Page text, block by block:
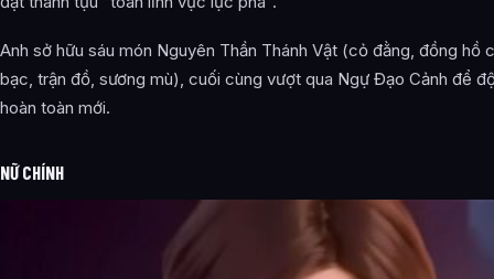
Anh sở hữu sáu món Nguyên Thần Thánh Vật (cỏ đằng, đồng hồ
bạc, trận đồ, sương mù), cuối cùng vượt qua Ngự Đạo Cảnh để
hoàn toàn mới.
NỮ CHÍNH